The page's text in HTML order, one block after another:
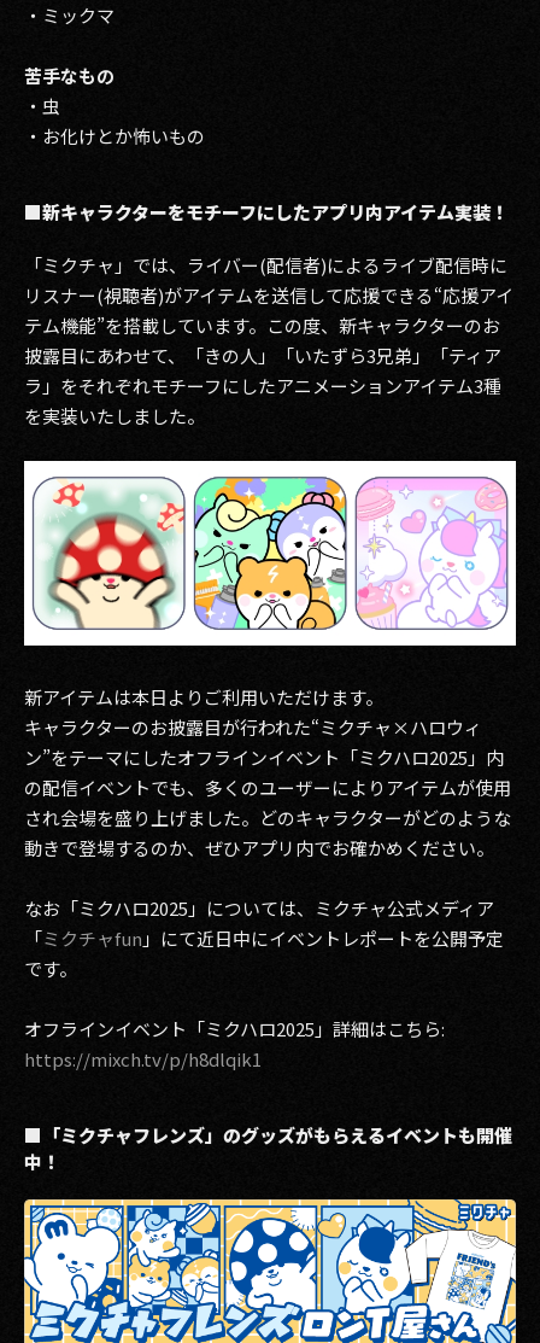
・ミックマ
苦手なもの
・虫
・お化けとか怖いもの
■新キャラクターをモチーフにしたアプリ内アイテム実装！
「ミクチャ」では、ライバー(配信者)によるライブ配信時に
リスナー(視聴者)がアイテムを送信して応援できる“応援アイ
テム機能”を搭載しています。この度、新キャラクターのお
披露目にあわせて、「きの人」「いたずら3兄弟」「ティア
ラ」をそれぞれモチーフにしたアニメーションアイテム3種
を実装いたしました。
新アイテムは本日よりご利用いただけます。
キャラクターのお披露目が行われた“ミクチャ×ハロウィ
ン”をテーマにしたオフラインイベント「ミクハロ2025」内
の配信イベントでも、多くのユーザーによりアイテムが使用
され会場を盛り上げました。どのキャラクターがどのような
動きで登場するのか、ぜひアプリ内でお確かめください。
なお「ミクハロ2025」については、ミクチャ公式メディア
「ミクチャfun 」にて近日中にイベントレポートを公開予定
です。
オフラインイベント「ミクハロ2025」詳細はこちら:
https://mixch.tv/p/h8dlqik1
■「ミクチャフレンズ」のグッズがもらえるイベントも開催
中！